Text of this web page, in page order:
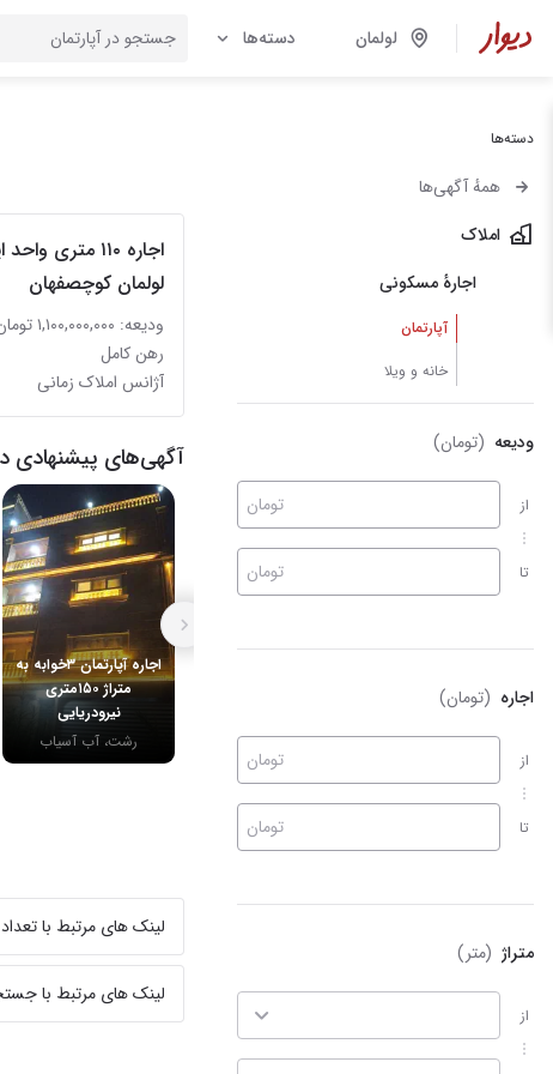
لولمان دسته‌ها
دسته‌ها
همهٔ آگهی‌ها
املاک
اجارهٔ مسکونی
آپارتمان
خانه و ویلا
ودیعه (تومان)
از
تا
تومان
تومان
اجاره (تومان)
از
تا
تومان
تومان
متراژ (متر)
از
اجاره ۱۱۰ متری
لولمان کوچصفهان
ودیعه: ۱,۱۰۰,۰۰۰,۰۰۰ تومان
رهن کامل
آژانس املاک زمانی
آگهی‌های پیشنهادی
اجاره آپارتمان ۳خوابه به
متراژ ۱۵۰متری
نیرودریایی
رشت، آب آسیاب
لینک های مرتبط با تعداد
لینک های مرتبط با